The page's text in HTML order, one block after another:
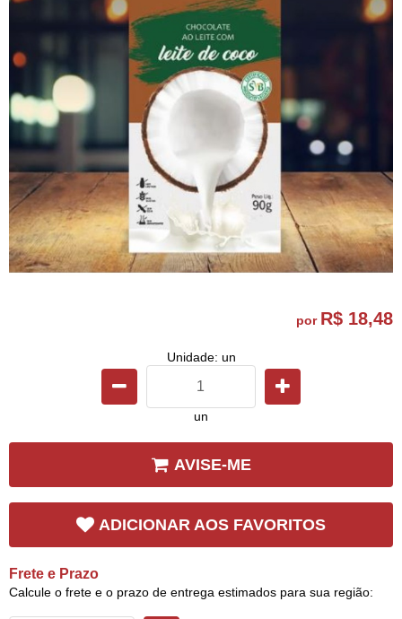
por R$ 18,48
Unidade: un
un
AVISE-ME
ADICIONAR AOS FAVORITOS
Frete e Prazo
Calcule o frete e o prazo de entrega estimados para sua região: